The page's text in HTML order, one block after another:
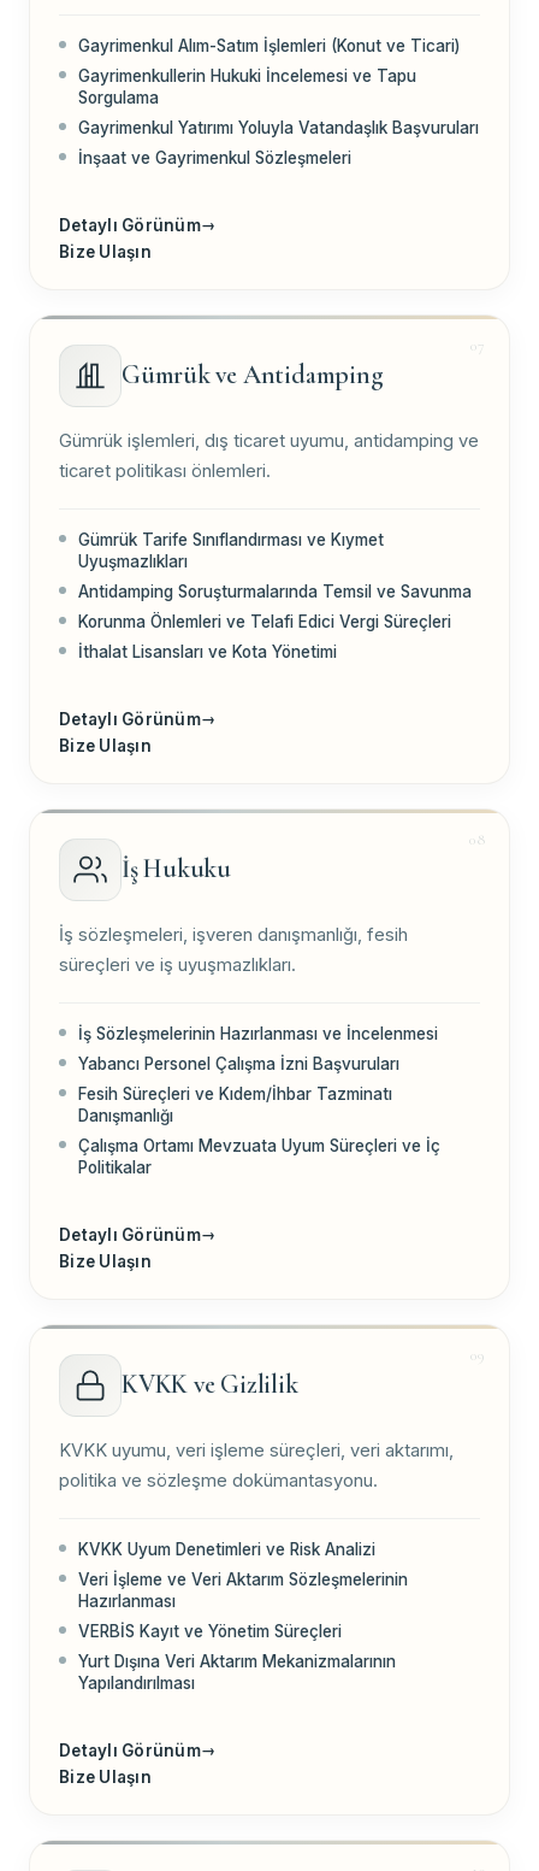
Gayrimenkul Alım-Satım İşlemleri (Konut ve Ticari)
Gayrimenkullerin Hukuki İncelemesi ve Tapu
Sorgulama
Gayrimenkul Yatırımı Yoluyla Vatandaşlık Başvuruları
İnşaat ve Gayrimenkul Sözleşmeleri
Detaylı Görünüm→
Bize Ulaşın
Gümrük ve Antidamping
Gümrük işlemleri, dış ticaret uyumu, antidamping ve
ticaret politikası önlemleri.
Gümrük Tarife Sınıflandırması ve Kıymet
Uyuşmazlıkları
Antidamping Soruşturmalarında Temsil ve Savunma
Korunma Önlemleri ve Telafi Edici Vergi Süreçleri
İthalat Lisansları ve Kota Yönetimi
Detaylı Görünüm→
Bize Ulaşın
İş Hukuku
İş sözleşmeleri, işveren danışmanlığı, fesih
süreçleri ve iş uyuşmazlıkları.
İş Sözleşmelerinin Hazırlanması ve İncelenmesi
Yabancı Personel Çalışma İzni Başvuruları
Fesih Süreçleri ve Kıdem/İhbar Tazminatı
Danışmanlığı
Çalışma Ortamı Mevzuata Uyum Süreçleri ve İç
Politikalar
Detaylı Görünüm→
Bize Ulaşın
KVKK ve Gizlilik
KVKK uyumu, veri işleme süreçleri, veri aktarımı,
politika ve sözleşme dokümantasyonu.
KVKK Uyum Denetimleri ve Risk Analizi
Veri İşleme ve Veri Aktarım Sözleşmelerinin
Hazırlanması
VERBİS Kayıt ve Yönetim Süreçleri
Yurt Dışına Veri Aktarım Mekanizmalarının
Yapılandırılması
Detaylı Görünüm→
Bize Ulaşın